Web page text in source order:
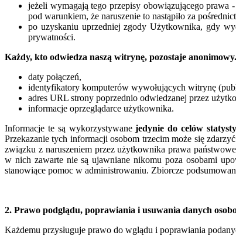
jeżeli wymagają tego przepisy obowiązującego
pod warunkiem, że naruszenie to nastąpiło za
po uzyskaniu uprzedniej zgody Użytkownika, gdy
prywatności.
Każdy, kto odwiedza naszą witrynę, pozostaje anonimowy.
daty połączeń,
identyfikatory komputerów wywołujących witrynę
adres URL strony poprzednio odwiedzanej przez
informacje oprzeglądarce użytkownika.
Informacje te są wykorzystywanejedynie do celów
Przekazanie tych informacji osobom trzecim może się
związku z naruszeniem przez użytkownika prawa
w nich zawarte nie są ujawniane nikomu poza osobami
stanowiące pomoc w administrowaniu. Zbiorcze
2. Prawo podglądu, poprawiania i usuwania danych
Każdemu przysługuje prawo do wglądu i poprawiania